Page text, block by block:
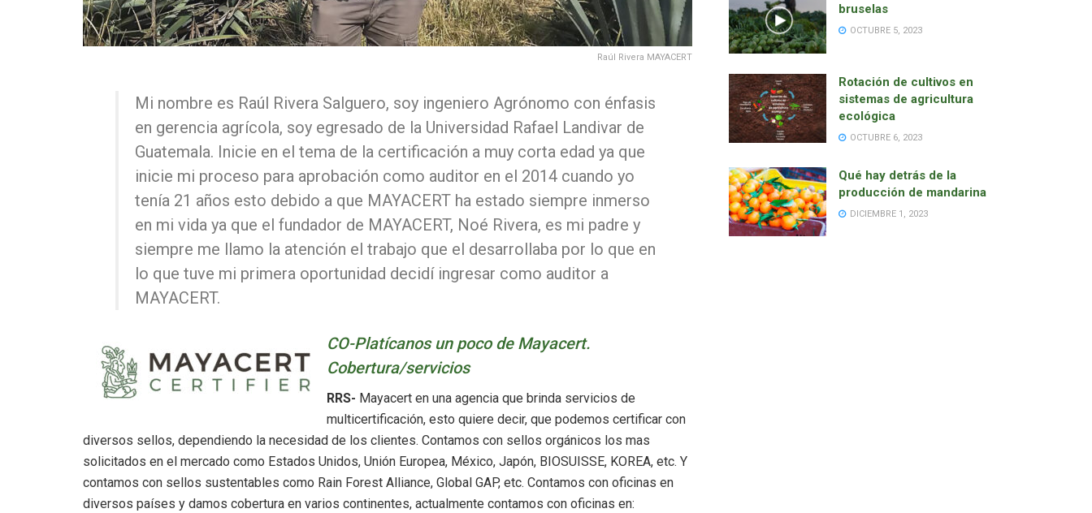
Raúl Rivera MAYACERT
Mi nombre es Raúl Rivera Salguero, soy ingeniero Agrónomo con énfasis
en gerencia agrícola, soy egresado de la Universidad Rafael Landivar de
Guatemala. Inicie en el tema de la certificación a muy corta edad ya que
inicie mi proceso para aprobación como auditor en el 2014 cuando yo
tenía 21 años esto debido a que MAYACERT ha estado siempre inmerso
en mi vida ya que el fundador de MAYACERT, Noé Rivera, es mi padre y
siempre me llamo la atención el trabajo que el desarrollaba por lo que en
lo que tuve mi primera oportunidad decidí ingresar como auditor a
MAYACERT.
CO-Platícanos un poco de Mayacert.
Cobertura/servicios
RRS- Mayacert en una agencia que brinda servicios de
multicertificación, esto quiere decir, que podemos certificar con
diversos sellos, dependiendo la necesidad de los clientes. Contamos con sellos orgánicos los mas
solicitados en el mercado como Estados Unidos, Unión Europea, México, Japón, BIOSUISSE, KOREA, etc. Y
contamos con sellos sustentables como Rain Forest Alliance, Global GAP, etc. Contamos con oficinas en
diversos países y damos cobertura en varios continentes, actualmente contamos con oficinas en:
bruselas
OCTUBRE 5, 2023
Rotación de cultivos en
sistemas de agricultura
ecológica
OCTUBRE 6, 2023
Qué hay detrás de la
producción de mandarina
DICIEMBRE 1, 2023